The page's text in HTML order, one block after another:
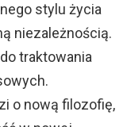
stylu życia
niezależnością.
traktowania
o nową filozofię,